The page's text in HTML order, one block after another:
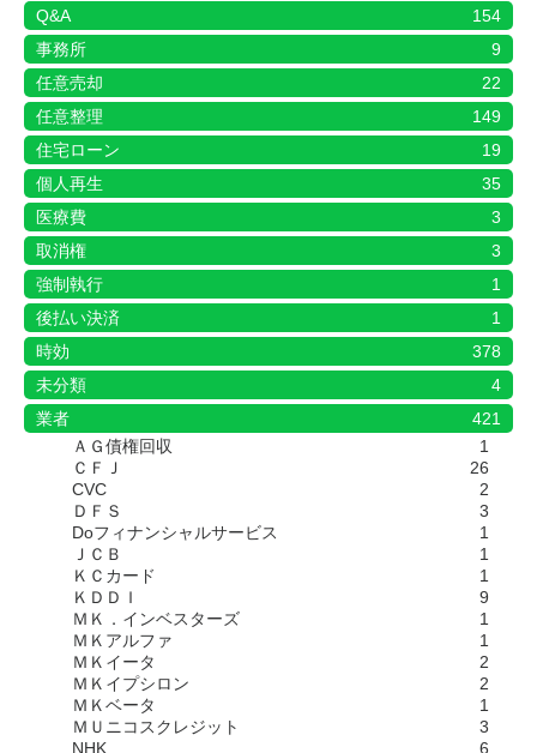
Q&A
154
事務所
9
任意売却
22
任意整理
149
住宅ローン
19
個人再生
35
医療費
3
取消権
3
強制執行
1
後払い決済
1
時効
378
未分類
4
業者
421
ＡＧ債権回収
1
ＣＦＪ
26
CVC
2
ＤＦＳ
3
Doフィナンシャルサービス
1
ＪＣＢ
1
ＫＣカード
1
ＫＤＤＩ
9
ＭＫ．インベスターズ
1
ＭＫアルファ
1
ＭＫイータ
2
ＭＫイプシロン
2
ＭＫベータ
1
ＭＵニコスクレジット
3
NHK
6